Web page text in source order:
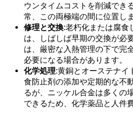
ウンタイムコストを削減でき
常、この両極端の間に位置しま
修理と交換:老朽化または腐食
は、しばしば早期の交換が必
は、厳密な入熱管理の下で完
必要になる場合があります。
化学処理:黄銅とオーステナイ
食防止剤の添加や定期的な不
るが、ニッケル合金は多くの
できるため、化学薬品と人件